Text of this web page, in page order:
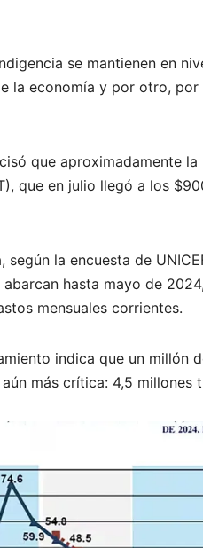
se mantienen en
la economía y por otro,
que aproximadamente
que en julio llegó a los
según la encuesta de
hasta mayo de
mensuales corrientes.
indica que un millón
más crítica: 4,5 millones